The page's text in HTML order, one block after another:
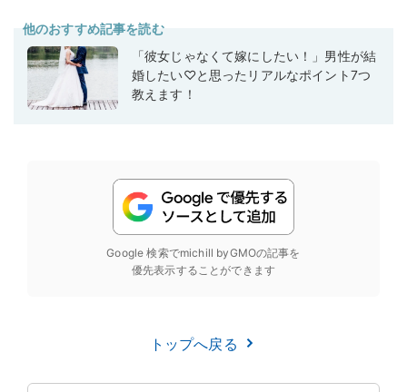
他のおすすめ記事を読む
「彼女じゃなくて嫁にしたい！」男性が結
婚したい♡と思ったリアルなポイント7つ
教えます！
Google 検索でmichill byGMOの記事を
優先表示することができます
トップへ戻る